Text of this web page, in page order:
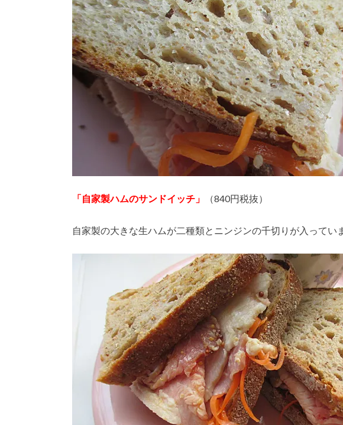
「自家製ハムのサンドイッチ」 （840円税抜）
自家製の大きな生ハムが二種類とニンジンの千切りが入ってい